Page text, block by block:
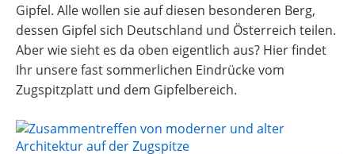
Gipfel. Alle wollen sie auf diesen besonderen Berg,
dessen Gipfel sich Deutschland und Österreich teilen.
Aber wie sieht es da oben eigentlich aus? Hier findet
Ihr unsere fast sommerlichen Eindrücke vom
Zugspitzplatt und dem Gipfelbereich.